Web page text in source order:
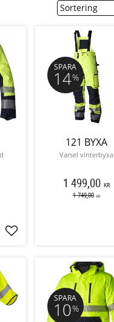
Lägg till i favoriter
121 BYXA
Varsel vinterbyxa
1 499,00 KR
1 749,00 KR
SPARA
14%
SPARA
10%